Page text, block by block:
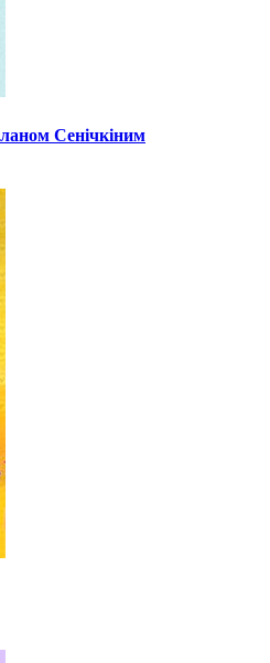
Сенічкіним